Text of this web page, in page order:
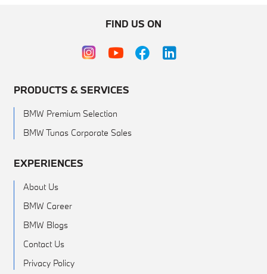
FIND US ON
PRODUCTS & SERVICES
BMW Premium Selection
BMW Tunas Corporate Sales
EXPERIENCES
About Us
BMW Career
BMW Blogs
Contact Us
Privacy Policy